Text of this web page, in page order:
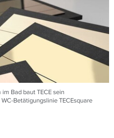
Bad baut TECE sein
Betätigungslinie TECEsquare